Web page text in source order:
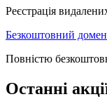
Реєстрація
Безкоштовний
Повністю
Останні